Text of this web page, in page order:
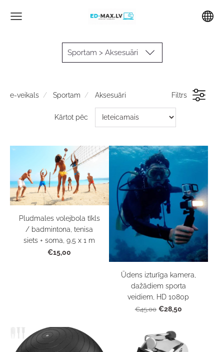
Sportam > Aksesuāri
e-veikals Sportam Aksesuāri Filtrs
Kārtot pēc
Pludmales volejbola tīkls
/ badmintona, tenisa
siets + soma, 9,5 x 1 m
€15,00
Ūdens izturīga kamera,
dažādiem sporta
veidiem, HD 1080p
€45,00 €28,50